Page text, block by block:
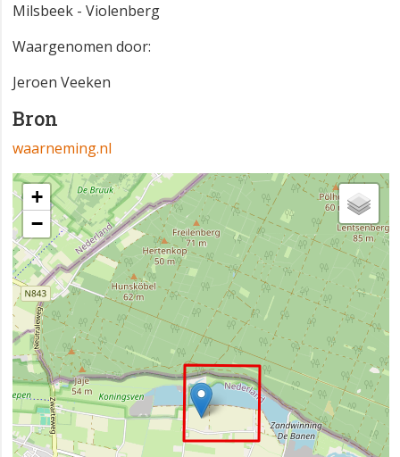
Milsbeek - Violenberg
Waargenomen door:
Jeroen Veeken
Bron
waarneming.nl
+
−